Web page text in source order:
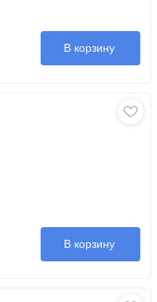
В корзину
В корзину